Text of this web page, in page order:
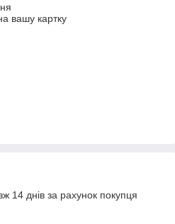
вашу картку
14 днів за рахунок покупця